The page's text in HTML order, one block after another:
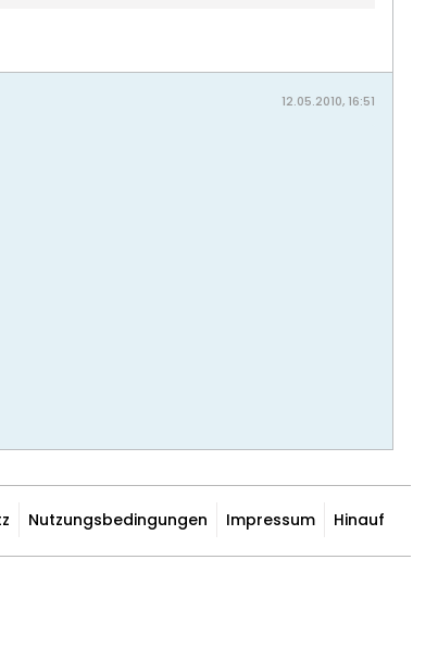
12.05.2010, 16:51
Nutzungsbedingungen Impressum Hinauf